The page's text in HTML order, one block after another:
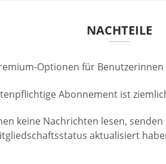
NACHTEILE
Optionen für Benutzerinnen
Abonnement ist
keine Nachrichten lesen,
aktualisiert